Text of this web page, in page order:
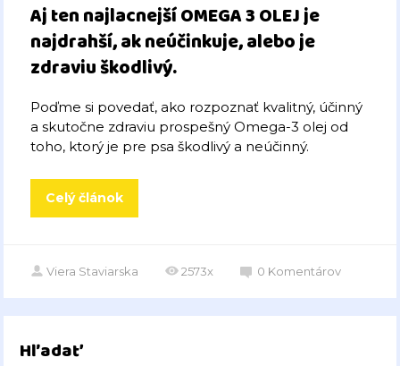
Aj ten najlacnejší OMEGA 3 OLEJ je
najdrahší, ak neúčinkuje, alebo je
zdraviu škodlivý.
Poďme si povedať, ako rozpoznať kvalitný, účinný
a skutočne zdraviu prospešný Omega-3 olej od
toho, ktorý je pre psa škodlivý a neúčinný.
Celý článok
Viera Staviarska 2573x 0 Komentárov
Hľadať